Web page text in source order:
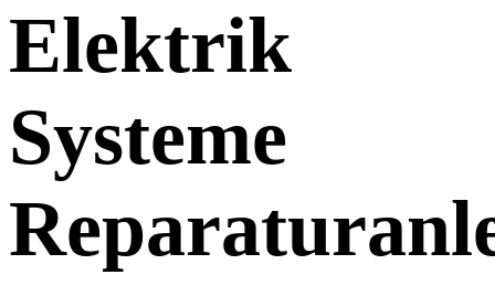
Elektrik
Systeme